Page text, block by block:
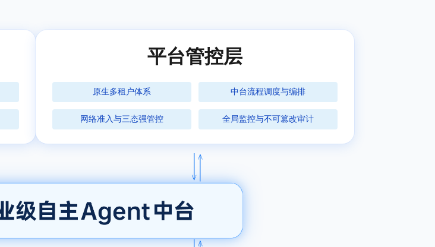
平台管控层
原生多租户体系 中台流程调度与编排
网络准入与三态强管控 全局监控与不可篡改审计